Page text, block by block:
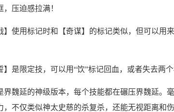
压迫感拉满！
】使用标记时和【奇谋】的标记类似，但可以用
】是限定技，可以用“饮”标记回血，或者失去两
界魏延的神级版本，每个技能都在碾压界魏延。
，不仅类似神太史慈的杀复杀，还能无视距离和